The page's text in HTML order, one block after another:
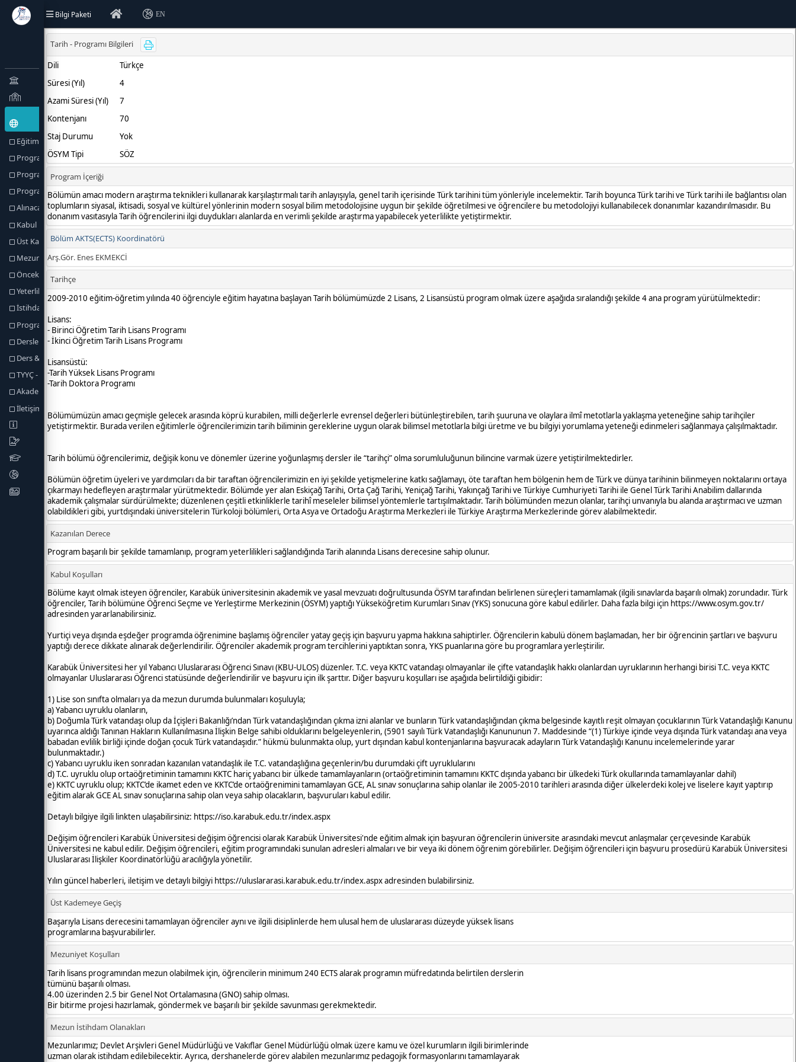
Bilgi Paketi EN
Eğitim Türü (Amaçlar) ve Hedefler
Program Hakkında
Program Profili
Program Yetkilileri
Alınacak Derece
Kabul Koşulları
Üst Kademeye Geçiş
Mezuniyet Koşulları
Önceki Öğrenmenin Tanınması
Yeterlilik Koşulları ve Kuralları
İstihdam Olanakları
Program Yeterlikleri
Dersler
Ders & Program Yeterlilikleri İlişkisi
TYYÇ - Program Yeterlilikleri İlişkisi
Akademik Personel
İletişim